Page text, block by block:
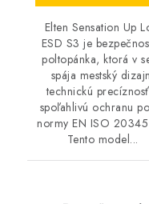
Elten Sensation Up
ESD S3 je
poltopánka, ktorá v
spája mestský
technickú
spoľahlivú ochranu
normy EN ISO
Tento model...